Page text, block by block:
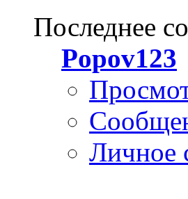
Последнее
Popov123
Личное